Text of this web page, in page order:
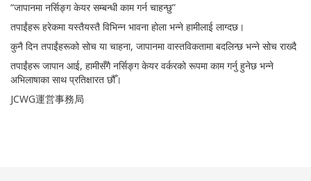
“जापानमा नर्सिङ्ग केयर सम्बन्धी काम गर्न चाहन्छु”
तपाईंहरू हरेकमा यस्तैयस्तै विभिन्न भावना होला भन्ने हामीलाई लाग्दछ।
कुनै दिन तपाईंहरूको सोच या चाहना, जापानमा वास्तविकतामा बदलिन्छ भन्ने सोच राख्दै
तपाईंहरू जापान आई, हामीसँगै नर्सिङ्ग केयर वर्करको रूपमा काम गर्नु हुनेछ भन्ने
अभिलाषाका साथ प्रतिक्षारत छौँ।
JCWG運営事務局